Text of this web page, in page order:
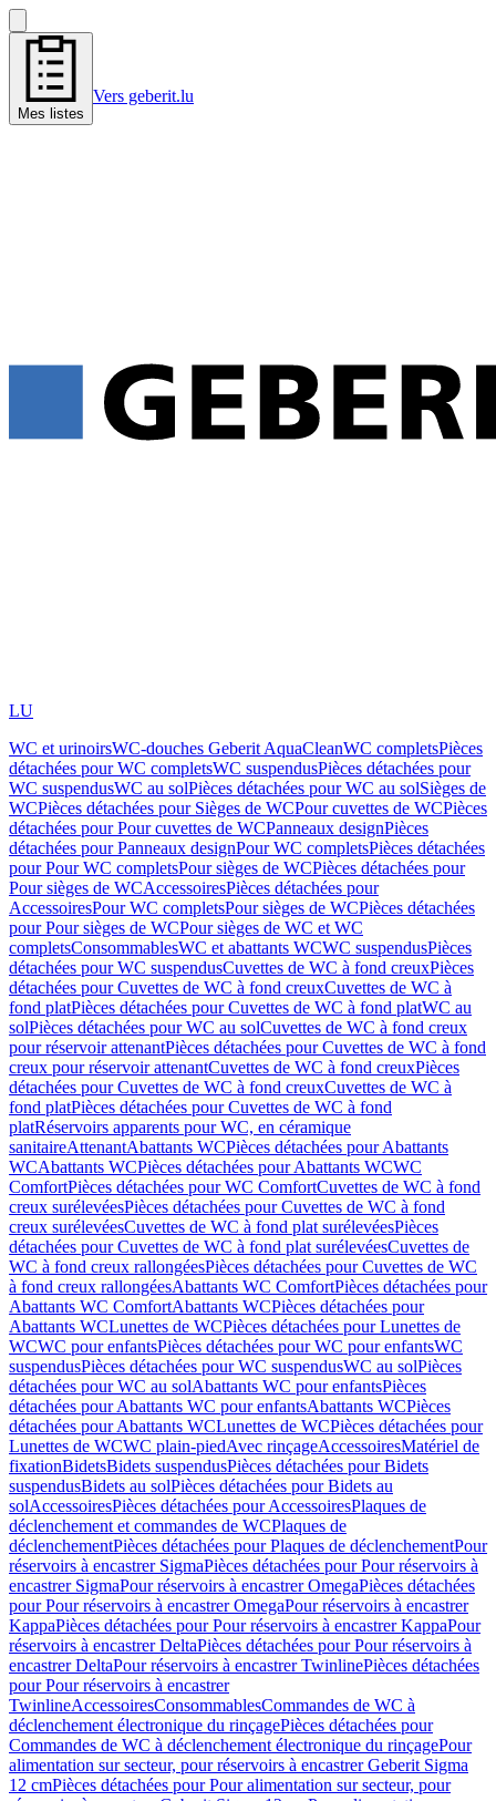
Mes listes
Vers geberit.lu
LU
WC et urinoirsWC-douches Geberit AquaCleanWC completsPièces
détachées pour WC completsWC suspendusPièces détachées pour
WC suspendusWC au solPièces détachées pour WC au solSièges de
WCPièces détachées pour Sièges de WCPour cuvettes de WCPièces
détachées pour Pour cuvettes de WCPanneaux designPièces
détachées pour Panneaux designPour WC completsPièces détachées
pour Pour WC completsPour sièges de WCPièces détachées pour
Pour sièges de WCAccessoiresPièces détachées pour
AccessoiresPour WC completsPour sièges de WCPièces détachées
pour Pour sièges de WCPour sièges de WC et WC
completsConsommablesWC et abattants WCWC suspendusPièces
détachées pour WC suspendusCuvettes de WC à fond creuxPièces
détachées pour Cuvettes de WC à fond creuxCuvettes de WC à
fond platPièces détachées pour Cuvettes de WC à fond platWC au
solPièces détachées pour WC au solCuvettes de WC à fond creux
pour réservoir attenantPièces détachées pour Cuvettes de WC à fond
creux pour réservoir attenantCuvettes de WC à fond creuxPièces
détachées pour Cuvettes de WC à fond creuxCuvettes de WC à
fond platPièces détachées pour Cuvettes de WC à fond
platRéservoirs apparents pour WC, en céramique
sanitaireAttenantAbattants WCPièces détachées pour Abattants
WCAbattants WCPièces détachées pour Abattants WCWC
ComfortPièces détachées pour WC ComfortCuvettes de WC à fond
creux surélevéesPièces détachées pour Cuvettes de WC à fond
creux surélevéesCuvettes de WC à fond plat surélevéesPièces
détachées pour Cuvettes de WC à fond plat surélevéesCuvettes de
WC à fond creux rallongéesPièces détachées pour Cuvettes de WC
à fond creux rallongéesAbattants WC ComfortPièces détachées pour
Abattants WC ComfortAbattants WCPièces détachées pour
Abattants WCLunettes de WCPièces détachées pour Lunettes de
WCWC pour enfantsPièces détachées pour WC pour enfantsWC
suspendusPièces détachées pour WC suspendusWC au solPièces
détachées pour WC au solAbattants WC pour enfantsPièces
détachées pour Abattants WC pour enfantsAbattants WCPièces
détachées pour Abattants WCLunettes de WCPièces détachées pour
Lunettes de WCWC plain-piedAvec rinçageAccessoiresMatériel de
fixationBidetsBidets suspendusPièces détachées pour Bidets
suspendusBidets au solPièces détachées pour Bidets au
solAccessoiresPièces détachées pour AccessoiresPlaques de
déclenchement et commandes de WCPlaques de
déclenchementPièces détachées pour Plaques de déclenchementPour
réservoirs à encastrer SigmaPièces détachées pour Pour réservoirs à
encastrer SigmaPour réservoirs à encastrer OmegaPièces détachées
pour Pour réservoirs à encastrer OmegaPour réservoirs à encastrer
KappaPièces détachées pour Pour réservoirs à encastrer KappaPour
réservoirs à encastrer DeltaPièces détachées pour Pour réservoirs à
encastrer DeltaPour réservoirs à encastrer TwinlinePièces détachées
pour Pour réservoirs à encastrer
TwinlineAccessoiresConsommablesCommandes de WC à
déclenchement électronique du rinçagePièces détachées pour
Commandes de WC à déclenchement électronique du rinçagePour
alimentation sur secteur, pour réservoirs à encastrer Geberit Sigma
12 cmPièces détachées pour Pour alimentation sur secteur, pour